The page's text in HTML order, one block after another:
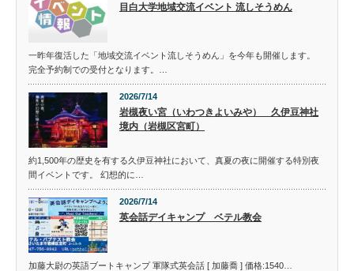
目白大学地域交流イベント 流しそうめん
一昨年復活した「地域交流イベント流しそうめん」を今年も開催します。
完全予約制での受付となります。…
2026/7/14
岩槻夜い宮（いわつきよいみや） 久伊豆神社
境内（岩槻区宮町）
約1,500年の歴史を有する久伊豆神社において、真夏の夜に開催する特別夜
間イベントです。 幻想的に…
2026/7/14
英会話デイキャンプ ベテル教会
加藤大尉の英語ブートキャンプ 軍隊式英会話 [ 加藤喬 ] 価格:1540…